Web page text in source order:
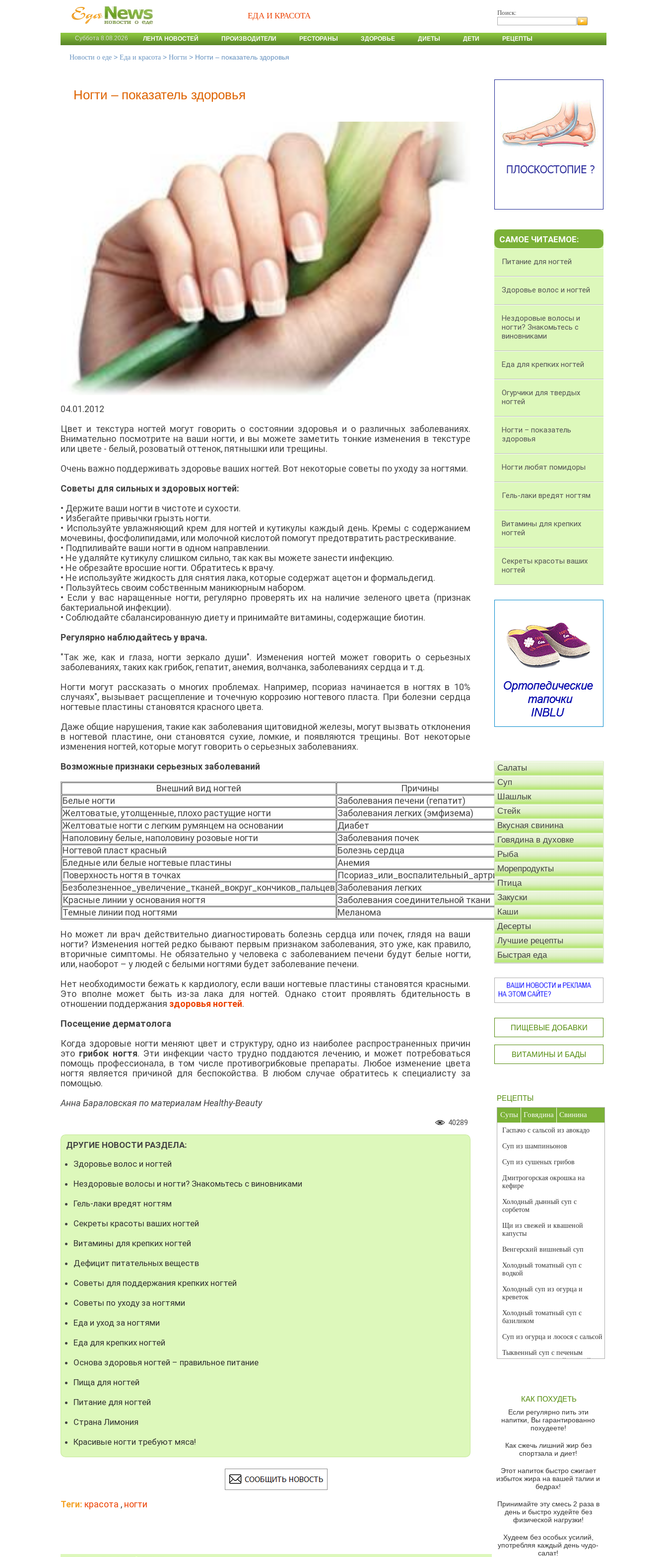
ЕДА И КРАСОТА Поиск:
Суббота 8.08.2026 ЛЕНТА НОВОСТЕЙ ПРОИЗВОДИТЕЛИ РЕСТОРАНЫ ЗДОРОВЬЕ ДИЕТЫ ДЕТИ РЕЦЕПТЫ
Новости о еде > Еда и красота > Ногти > Ногти – показатель здоровья
Ногти – показатель здоровья
04.01.2012
Цвет и текстура ногтей могут говорить о состоянии здоровья и о различных заболеваниях.
Внимательно посмотрите на ваши ногти, и вы можете заметить тонкие изменения в текстуре
или цвете - белый, розоватый оттенок, пятнышки или трещины.
Очень важно поддерживать здоровье ваших ногтей. Вот некоторые советы по уходу за ногтями.
Советы для сильных и здоровых ногтей:
• Держите ваши ногти в чистоте и сухости.
• Избегайте привычки грызть ногти.
• Используйте увлажняющий крем для ногтей и кутикулы каждый день. Кремы с содержанием
мочевины, фосфолипидами, или молочной кислотой помогут предотвратить растрескивание.
• Подпиливайте ваши ногти в одном направлении.
• Не удаляйте кутикулу слишком сильно, так как вы можете занести инфекцию.
• Не обрезайте вросшие ногти. Обратитесь к врачу.
• Не используйте жидкость для снятия лака, которые содержат ацетон и формальдегид.
• Пользуйтесь своим собственным маникюрным набором.
• Если у вас наращенные ногти, регулярно проверять их на наличие зеленого цвета (признак
бактериальной инфекции).
• Соблюдайте сбалансированную диету и принимайте витамины, содержащие биотин.
Регулярно наблюдайтесь у врача.
"Так же, как и глаза, ногти зеркало души". Изменения ногтей может говорить о серьезных
заболеваниях, таких как грибок, гепатит, анемия, волчанка, заболеваниях сердца и т.д.
Ногти могут рассказать о многих проблемах. Например, псориаз начинается в ногтях в 10%
случаях", вызывает расщепление и точечную коррозию ногтевого пласта. При болезни сердца
ногтевые пластины становятся красного цвета.
Даже общие нарушения, такие как заболевания щитовидной железы, могут вызвать отклонения
в ногтевой пластине, они становятся сухие, ломкие, и появляются трещины. Вот некоторые
изменения ногтей, которые могут говорить о серьезных заболеваниях.
Возможные признаки серьезных заболеваний
Внешний вид ногтей
Причины
Белые ногти
Заболевания печени (гепатит)
Желтоватые, утолщенные, плохо растущие ногти
Заболевания легких (эмфизема)
Желтоватые ногти с легким румянцем на основании
Диабет
Наполовину белые, наполовину розовые ногти
Заболевания почек
Ногтевой пласт красный
Болезнь сердца
Бледные или белые ногтевые пластины
Анемия
Поверхность ногтя в точках
Псориаз_или_воспалительный_артрит
Безболезненное_увеличение_тканей_вокруг_кончиков_пальцев Заболевания легких
Красные линии у основания ногтя
Заболевания соединительной ткани
Темные линии под ногтями
Меланома
Но может ли врач действительно диагностировать болезнь сердца или почек, глядя на ваши
ногти? Изменения ногтей редко бывают первым признаком заболевания, это уже, как правило,
вторичные симптомы. Не обязательно у человека с заболеванием печени будут белые ногти,
или, наоборот – у людей с белыми ногтями будет заболевание печени.
Нет необходимости бежать к кардиологу, если ваши ногтевые пластины становятся красными.
Это вполне может быть из-за лака для ногтей. Однако стоит проявлять бдительность в
отношении поддержания здоровья ногтей.
Посещение дерматолога
Когда здоровые ногти меняют цвет и структуру, одно из наиболее распространенных причин
это грибок ногтя. Эти инфекции часто трудно поддаются лечению, и может потребоваться
помощь профессионала, в том числе противогрибковые препараты. Любое изменение цвета
ногтя является причиной для беспокойства. В любом случае обратитесь к специалисту за
помощью.
Анна Бараловская по материалам Healthy-Beauty
40289
ДРУГИЕ НОВОСТИ РАЗДЕЛА:
Здоровье волос и ногтей
Нездоровые волосы и ногти? Знакомьтесь с виновниками
Гель-лаки вредят ногтям
Секреты красоты ваших ногтей
Витамины для крепких ногтей
Дефицит питательных веществ
Советы для поддержания крепких ногтей
Советы по уходу за ногтями
Еда и уход за ногтями
Еда для крепких ногтей
Основа здоровья ногтей – правильное питание
Пища для ногтей
Питание для ногтей
Страна Лимония
Красивые ногти требуют мяса!
Теги: красота , ногти
САМОЕ ЧИТАЕМОЕ:
Питание для ногтей
Здоровье волос и ногтей
Нездоровые волосы и
ногти? Знакомьтесь с
виновниками
Еда для крепких ногтей
Огурчики для твердых
ногтей
Ногти – показатель
здоровья
Ногти любят помидоры
Гель-лаки вредят ногтям
Витамины для крепких
ногтей
Секреты красоты ваших
ногтей
Салаты
Суп
Шашлык
Стейк
Вкусная свинина
Говядина в духовке
Рыба
Морепродукты
Птица
Закуски
Каши
Десерты
Лучшие рецепты
Быстрая еда
ПИЩЕВЫЕ ДОБАВКИ
ВИТАМИНЫ И БАДЫ
РЕЦЕПТЫ
Супы Говядина Свинина
Гаспачо с сальсой из авокадо
Суп из шампиньонов
Суп из сушеных грибов
Дмитрогорская окрошка на
кефире
Холодный дынный суп с
сорбетом
Щи из свежей и квашеной
капусты
Венгерский вишневый суп
Холодный томатный суп с
водкой
Холодный суп из огурца и
креветок
Холодный томатный суп с
базиликом
Суп из огурца и лосося с сальсой
Тыквенный суп с печеным
чесноком и томатной сальсой
красного перца
Парижский луковый суп
Суп из спаржи и горошка с
Суп-крем из цветной капусты
Французский луковый суп
Суп из баклажанов с моцареллой
Грибной крем-суп с кростини с
козьим сыром
Суп мисо с зеленым луком и
тофу
КАК ПОХУДЕТЬ
Если регулярно пить эти
напитки, Вы гарантированно
похудеете!
Как сжечь лишний жир без
спортзала и диет!
Этот напиток быстро сжигает
избыток жира на вашей талии и
бедрах!
Принимайте эту смесь 2 раза в
день и быстро худейте без
физической нагрузки!
Худеем без особых усилий,
употребляя каждый день чудо-
салат!